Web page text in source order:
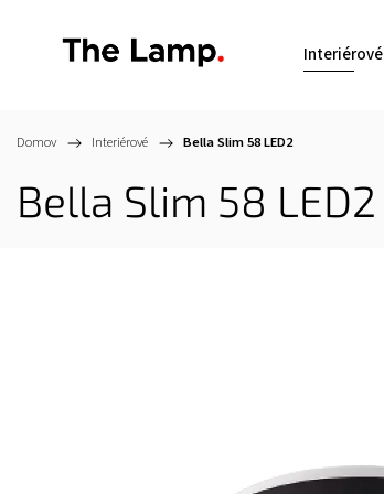
Interiérové
Domov / Interiérové / Bella Slim 58LED2
Bella Slim 58 LED2